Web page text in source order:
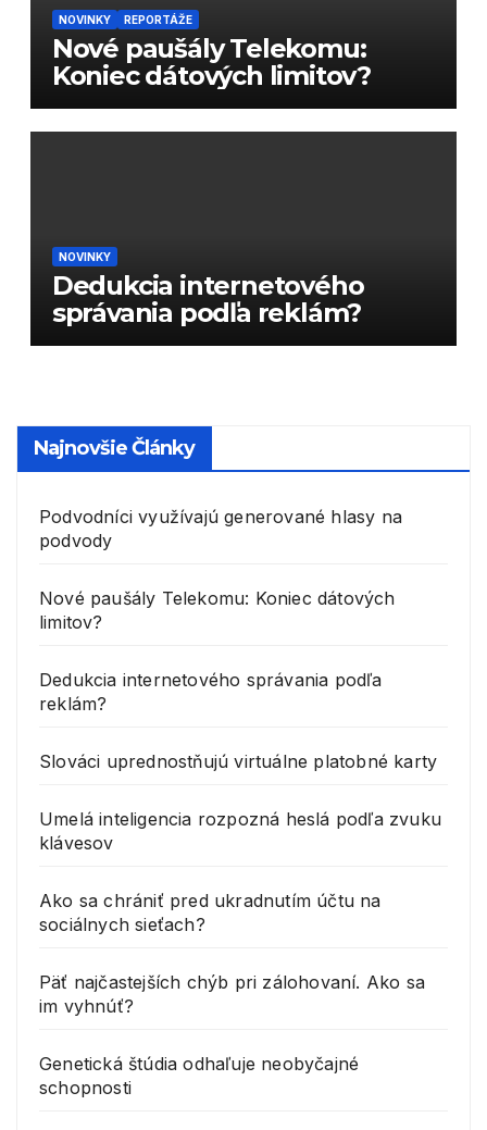
NOVINKY REPORTÁŽE
Nové paušály Telekomu:
Koniec dátových limitov?
NOVINKY
Dedukcia internetového
správania podľa reklám?
Najnovšie Články
Podvodníci využívajú generované hlasy na
podvody
Nové paušály Telekomu: Koniec dátových
limitov?
Dedukcia internetového správania podľa
reklám?
Slováci uprednostňujú virtuálne platobné karty
Umelá inteligencia rozpozná heslá podľa zvuku
klávesov
Ako sa chrániť pred ukradnutím účtu na
sociálnych sieťach?
Päť najčastejších chýb pri zálohovaní. Ako sa
im vyhnúť?
Genetická štúdia odhaľuje neobyčajné
schopnosti